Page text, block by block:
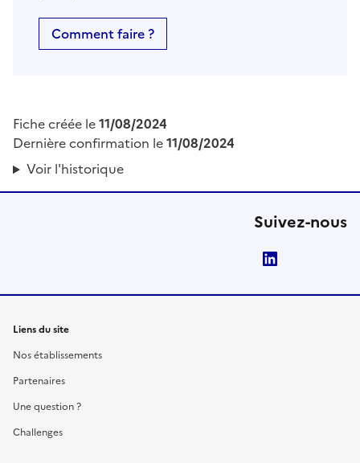
Comment faire ?
Fiche créée le11/08/2024
Dernière confirmation le11/08/2024
Voir l'historique
Suivez-nous
Liens du site
Nos établissements
Partenaires
Une question ?
Challenges